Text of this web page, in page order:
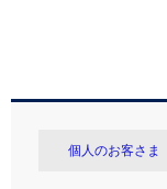
個人のお客さま